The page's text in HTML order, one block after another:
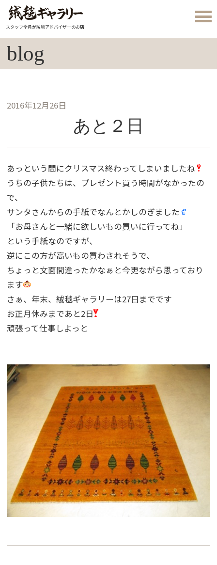
スタッフ全員が絨毯アドバイザーのお店
blog
2016年12月26日
あと２日
あっという間にクリスマス終わってしまいましたね
うちの子供たちは、プレゼント買う時間がなかったの
で、
サンタさんからの手紙でなんとかしのぎました
「お母さんと一緒に欲しいもの買いに行ってね」
という手紙なのですが、
逆にこの方が高いもの買わされそうで、
ちょっと文面間違ったかなぁと今更ながら思っており
ます
さぁ、年末、絨毯ギャラリーは27日までです
お正月休みまであと2日
頑張って仕事しよっと